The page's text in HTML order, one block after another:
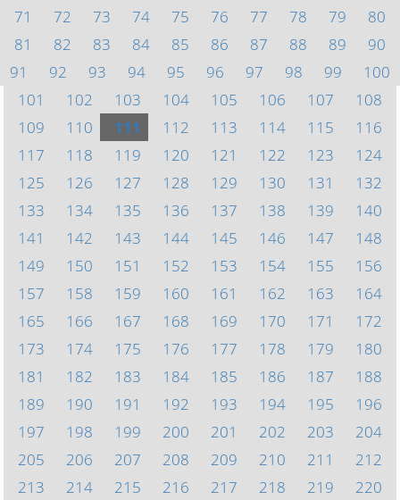
71
72 73 74 75 76 77 78 79
80
81
82 83 84 85 86 87 88 89
90
91
92 93 94 95 96 97 98 99
100
101
102 103 104 105 106 107
108
109
110 111 112 113 114 115
116
117
118 119 120 121 122 123
124
125
126 127 128 129 130 131
132
133
134 135 136 137 138 139
140
141
142 143 144 145 146 147
148
149
150 151 152 153 154 155
156
157
158 159 160 161 162 163
164
165
166 167 168 169 170 171
172
173
174 175 176 177 178 179
180
181
182 183 184 185 186 187
188
189
190 191 192 193 194 195
196
197
198 199 200 201 202 203
204
205
206 207 208 209 210 211
212
213
214 215 216 217 218 219 220